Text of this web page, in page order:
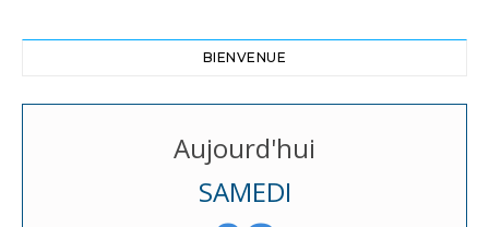
BIENVENUE
Aujourd'hui
SAMEDI